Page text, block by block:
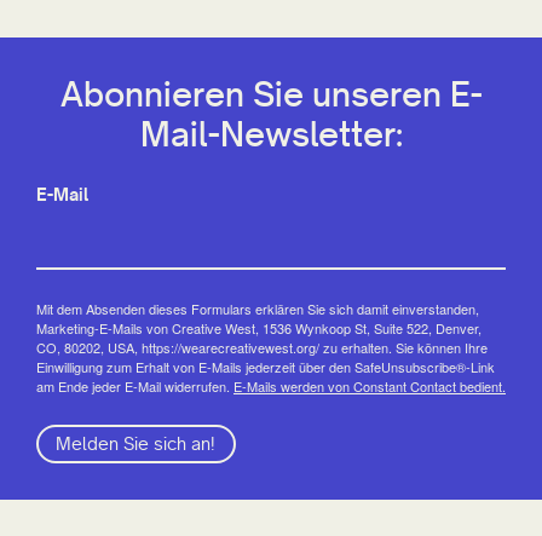
Abonnieren Sie unseren E-
Mail-Newsletter:
E-Mail
Mit dem Absenden dieses Formulars erklären Sie sich damit einverstanden,
Marketing-E-Mails von Creative West, 1536 Wynkoop St, Suite 522, Denver,
CO, 80202, USA, https://wearecreativewest.org/ zu erhalten. Sie können Ihre
Einwilligung zum Erhalt von E-Mails jederzeit über den SafeUnsubscribe®-Link
am Ende jeder E-Mail widerrufen. E-Mails werden von Constant Contact bedient.
Melden Sie sich an!